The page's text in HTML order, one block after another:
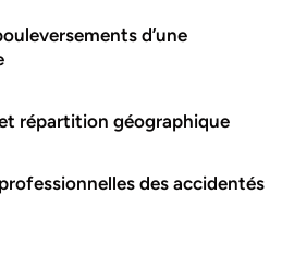
d’une
répartition géographique
des accidentés